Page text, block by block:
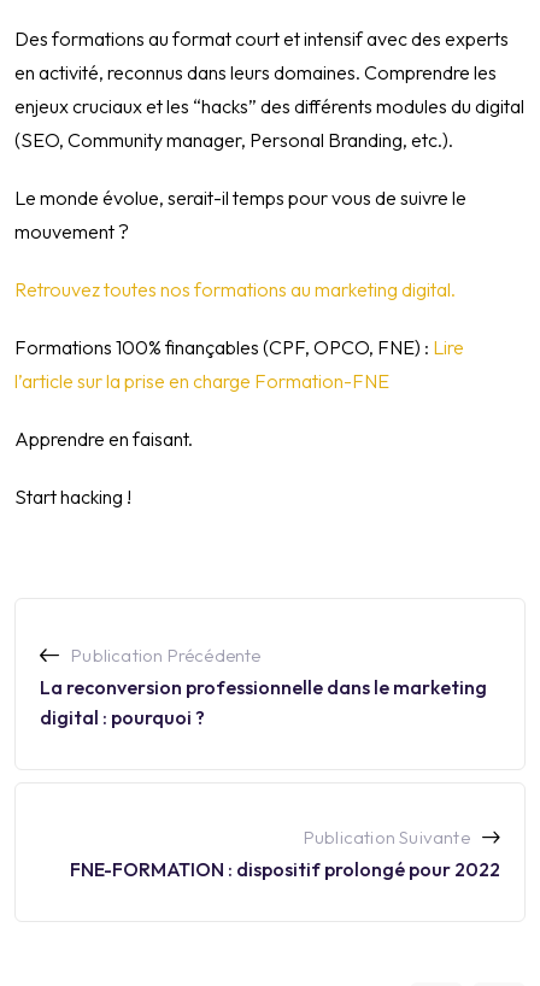
Des formations au format court et intensif avec des experts
en activité, reconnus dans leurs domaines. Comprendre les
enjeux cruciaux et les “hacks” des différents modules du digital
(SEO, Community manager, Personal Branding, etc.).
Le monde évolue, serait-il temps pour vous de suivre le
mouvement ?
Retrouvez toutes nos formations au marketing digital.
Formations 100% finançables (CPF, OPCO, FNE) : Lire
l’article sur la prise en charge Formation-FNE
Apprendre en faisant.
Start hacking !
Publication Précédente
La reconversion professionnelle dans le marketing
digital : pourquoi ?
Publication Suivante
FNE-FORMATION : dispositif prolongé pour 2022